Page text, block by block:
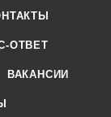
ОТВЕТ
ВАКАНСИИ